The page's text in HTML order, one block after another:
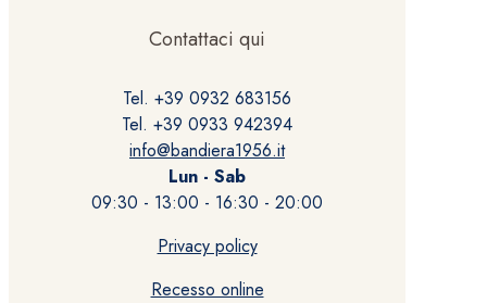
Contattaci qui
Tel. +39 0932 683156
Tel. +39 0933 942394
info@bandiera1956.it
Lun - Sab
09:30 - 13:00 - 16:30 - 20:00
Privacy policy
Recesso online